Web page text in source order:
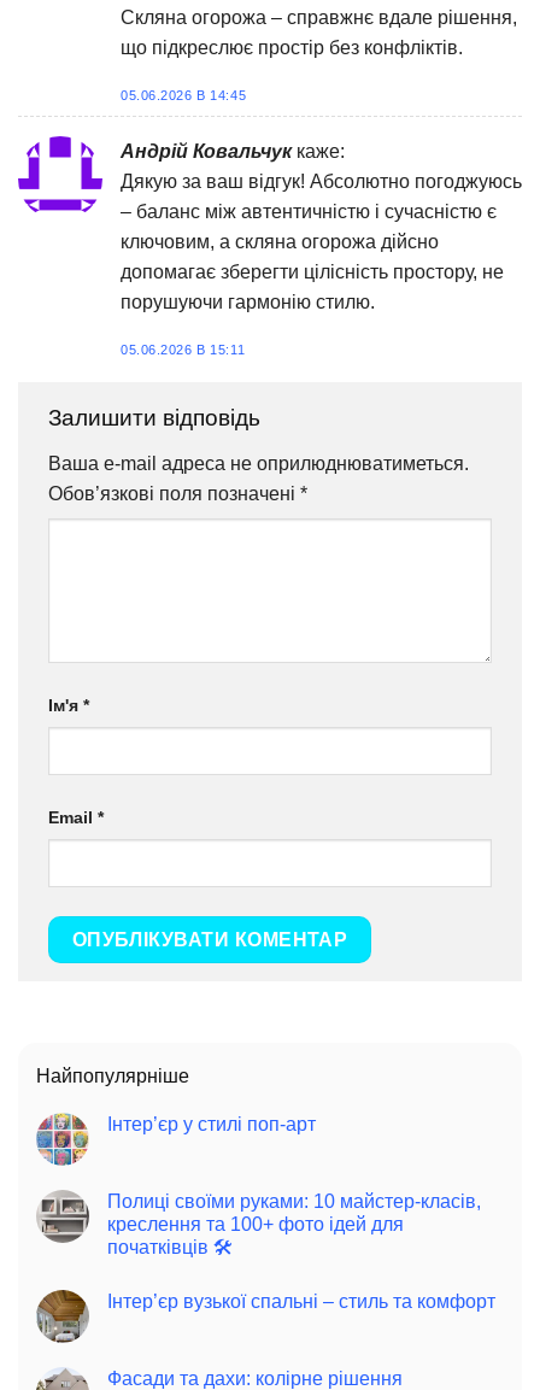
Скляна огорожа – справжнє вдале рішення,
що підкреслює простір без конфліктів.
05.06.2026 В 14:45
Андрій Ковальчук каже:
Дякую за ваш відгук! Абсолютно погоджуюсь
– баланс між автентичністю і сучасністю є
ключовим, а скляна огорожа дійсно
допомагає зберегти цілісність простору, не
порушуючи гармонію стилю.
05.06.2026 В 15:11
Залишити відповідь
Ваша e-mail адреса не оприлюднюватиметься.
Обов’язкові поля позначені *
Ім'я *
Email *
Найпопулярніше
Інтер’єр у стилі поп-арт
Полиці своїми руками: 10 майстер-класів,
креслення та 100+ фото ідей для
початківців 🛠️
Інтер’єр вузької спальні – стиль та комфорт
Фасади та дахи: колірне рішення